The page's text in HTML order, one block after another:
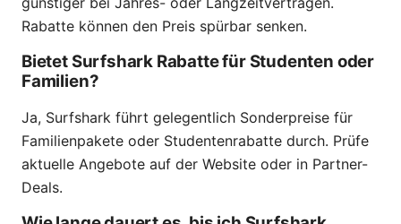
Rabatte können den Preis spürbar senken.
Bietet Surfshark Rabatte für Studenten oder
Familien?
Ja, Surfshark führt gelegentlich Sonderpreise für
Familienpakete oder Studentenrabatte durch. Prüfe
aktuelle Angebote auf der Website oder in Partner-
Deals.